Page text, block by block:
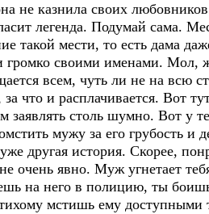
не казнила своих
легенда. Подумай сама.
такой мести, то есть дама
громко своими именами.
всем, чуть ли не на всю
что и расплачивается. Вот
столь шумно. Вот у
мужу за его грубость и
другая история. Скорее,
очень явно. Муж угнетает
на него в полицию, ты
мстишь ему доступными